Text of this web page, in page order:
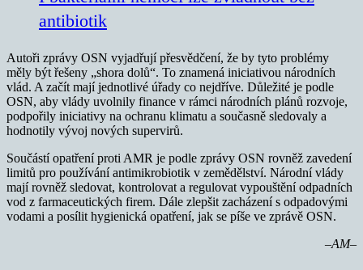
antibiotik
Autoři zprávy OSN vyjadřují přesvědčení, že by tyto problémy
měly být řešeny „shora dolů“. To znamená iniciativou národních
vlád. A začít mají jednotlivé úřady co nejdříve. Důležité je podle
OSN, aby vlády uvolnily finance v rámci národních plánů rozvoje,
podpořily iniciativy na ochranu klimatu a současně sledovaly a
hodnotily vývoj nových supervirů.
Součástí opatření proti AMR je podle zprávy OSN rovněž zavedení
limitů pro používání antimikrobiotik v zemědělství. Národní vlády
mají rovněž sledovat, kontrolovat a regulovat vypouštění odpadních
vod z farmaceutických firem. Dále zlepšit zacházení s odpadovými
vodami a posílit hygienická opatření, jak se píše ve zprávě OSN.
–AM–